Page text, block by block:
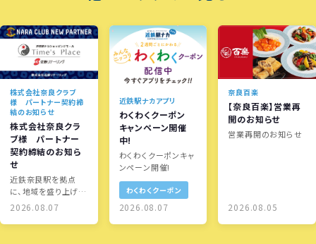
株式会社奈良クラブ
様 パートナー契約締
結のお知らせ
株式会社奈良クラ
ブ様 パートナー
契約締結のお知ら
せ
近鉄奈良駅を拠点
に、地域を盛り上げる
取り組みを展開しま
2026.08.07
近鉄駅ナカアプリ
わくわくクーポン
キャンペーン開催
中!
わくわくクーポンキャ
ンペーン開催!
わくわくクーポン
2026.08.07
奈良百楽
【奈良百楽】営業再
開のお知らせ
営業再開のお知らせ
2026.08.05